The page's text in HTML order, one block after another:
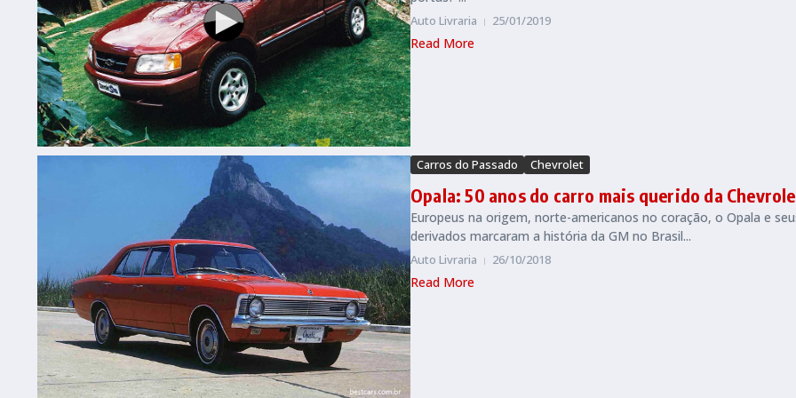
Auto Livraria 25/01/2019
Read More
Carros do Passado Chevrolet
Opala: 50 anos do carro mais querido da
Europeus na origem, norte-americanos no coração, o Opala e
derivados marcaram a história da GM no Brasil...
Auto Livraria 26/10/2018
Read More